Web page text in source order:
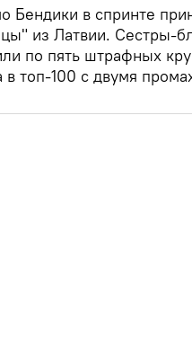
Бендики в спринте
из Латвии. Сестры-
по пять штрафных
в топ-100 с двумя